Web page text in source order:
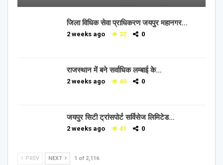
जिला विधिक सेवा प्राधिकरण जयपुर महानगर…
2 weeks ago 32 0
राजस्थान में बने सर्वाधिक लम्बाई के…
2 weeks ago 40 0
जयपुर सिटी ट्रांसपोर्ट सर्विसेज लिमिटेड…
2 weeks ago 41 0
PREV NEXT 1 of 2,116